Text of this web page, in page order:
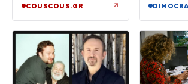
COUSCOUS.GR ↗